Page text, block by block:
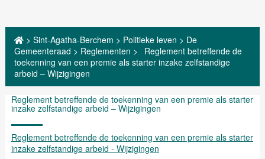
> Sint-Agatha-Berchem > Politieke leven > De
Gemeenteraad > Reglementen >
Reglement betreffende de
toekenning van een premie als starter inzake zelfstandige
arbeid – Wijzigingen
Reglement betreffende de toekenning van een premie als starter
inzake zelfstandige arbeid – Wijzigingen
Reglement betreffende de toekenning van een premie als starter
inzake zelfstandige arbeid - Wijzigingen